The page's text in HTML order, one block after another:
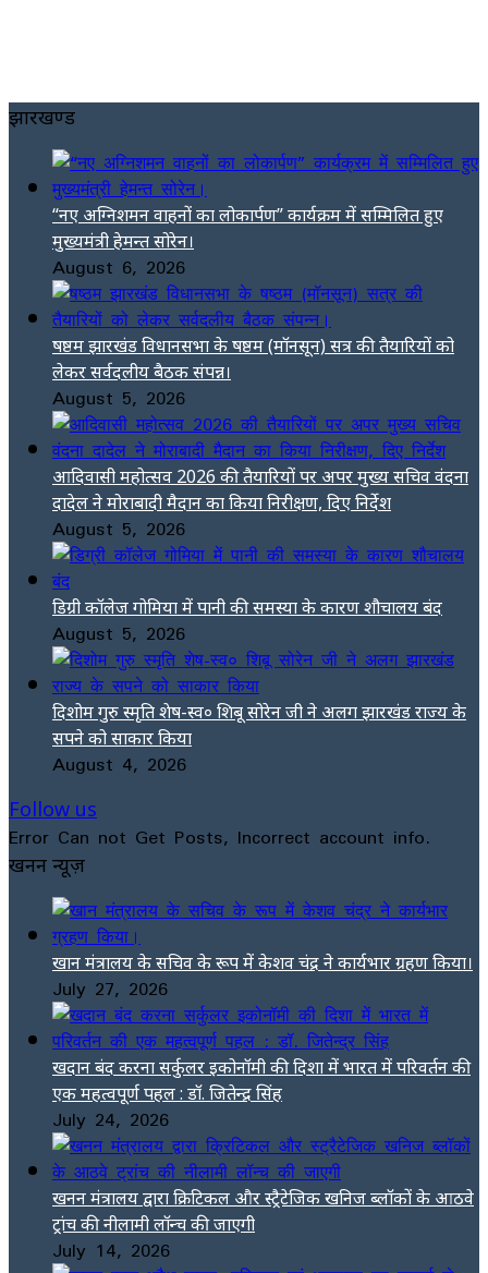
झारखण्ड
“नए अग्निशमन वाहनों का लोकार्पण” कार्यक्रम में सम्मिलित हुए
मुख्यमंत्री हेमन्त सोरेन।
August 6, 2026
षष्ठम झारखंड विधानसभा के षष्ठम (मॉनसून) सत्र की तैयारियों को
लेकर सर्वदलीय बैठक संपन्न।
August 5, 2026
आदिवासी महोत्सव 2026 की तैयारियों पर अपर मुख्य सचिव वंदना
दादेल ने मोराबादी मैदान का किया निरीक्षण, दिए निर्देश
August 5, 2026
डिग्री कॉलेज गोमिया में पानी की समस्या के कारण शौचालय बंद
August 5, 2026
दिशोम गुरु स्मृति शेष-स्व० शिबू सोरेन जी ने अलग झारखंड राज्य के
सपने को साकार किया
August 4, 2026
Follow us
Error Can not Get Posts, Incorrect account info.
खनन न्यूज़
खान मंत्रालय के सचिव के रूप में केशव चंद्र ने कार्यभार ग्रहण किया।
July 27, 2026
खदान बंद करना सर्कुलर इकोनॉमी की दिशा में भारत में परिवर्तन की
एक महत्वपूर्ण पहल : डॉ. जितेन्द्र सिंह
July 24, 2026
खनन मंत्रालय द्वारा क्रिटिकल और स्ट्रैटेजिक खनिज ब्लॉकों के आठवे
ट्रांच की नीलामी लॉन्च की जाएगी
July 14, 2026